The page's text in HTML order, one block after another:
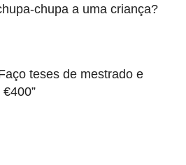
chupa a uma criança?
teses de mestrado e
€400”